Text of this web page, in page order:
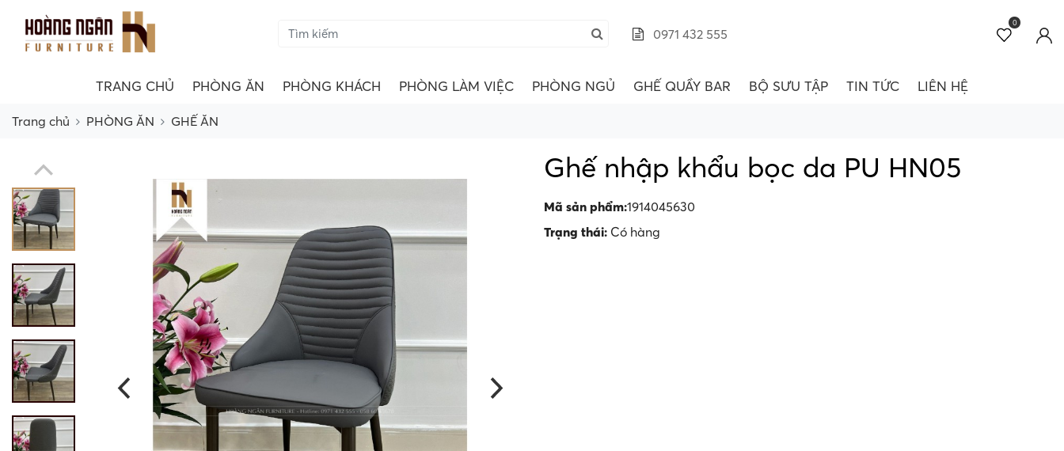
0971 432 555
0
TRANG CHỦ PHÒNG ĂN PHÒNG KHÁCH PHÒNG LÀM VIỆC PHÒNG NGỦ GHẾ QUẦY BAR BỘ SƯU TẬP TIN TỨC LIÊN HỆ
Trang chủ PHÒNG ĂN GHẾ ĂN
Ghế nhập khẩu bọc da PU HN05
Mã sản phẩm:1914045630
Trạng thái: Có hàng